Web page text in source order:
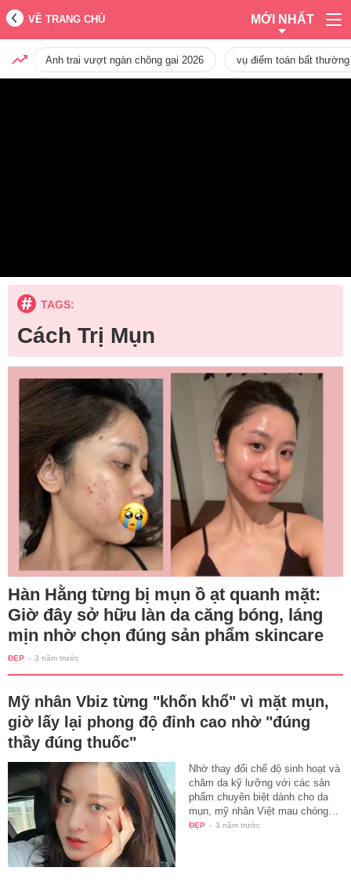
VỀ TRANG CHỦ MỚI NHẤT
Anh trai vượt ngàn chông gai 2026 vụ điểm toán bất
TAGS:
Cách Trị Mụn
Hàn Hằng từng bị mụn ồ ạt quanh mặt:
Giờ đây sở hữu làn da căng bóng, láng
mịn nhờ chọn đúng sản phẩm skincare
ĐẸP - 3 năm trước
Mỹ nhân Vbiz từng "khốn khổ" vì mặt mụn,
giờ lấy lại phong độ đỉnh cao nhờ "đúng
thầy đúng thuốc"
Nhờ thay đổi chế độ sinh hoạt và
chăm da kỹ lưỡng với các sản
phẩm chuyên biệt dành cho da
mụn, mỹ nhân Việt mau chóng…
ĐẸP - 3 năm trước